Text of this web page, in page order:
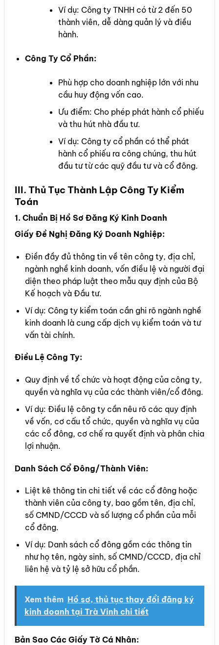
Ví dụ: Công ty TNHH có từ 2 đến 50
thành viên, dễ dàng quản lý và điều
hành.
Công Ty Cổ Phần:
Phù hợp cho doanh nghiệp lớn với nhu
cầu huy động vốn cao.
Ưu điểm: Cho phép phát hành cổ phiếu
và thu hút nhà đầu tư.
Ví dụ: Công ty cổ phần có thể phát
hành cổ phiếu ra công chúng, thu hút
đầu tư từ các quỹ đầu tư và cổ đông.
III. Thủ Tục Thành Lập Công Ty Kiểm
Toán
1. Chuẩn Bị Hồ Sơ Đăng Ký Kinh Doanh
Giấy Đề Nghị Đăng Ký Doanh Nghiệp:
Điền đầy đủ thông tin về tên công ty, địa chỉ,
ngành nghề kinh doanh, vốn điều lệ và người đại
diện theo pháp luật theo mẫu quy định của Bộ
Kế hoạch và Đầu tư.
Ví dụ: Công ty kiểm toán cần ghi rõ ngành nghề
kinh doanh là cung cấp dịch vụ kiểm toán và tư
vấn tài chính.
Điều Lệ Công Ty:
Quy định về tổ chức và hoạt động của công ty,
quyền và nghĩa vụ của các thành viên/cổ đông.
Ví dụ: Điều lệ công ty cần nêu rõ các quy định
về vốn, cơ cấu tổ chức, quyền và nghĩa vụ của
các cổ đông, cơ chế ra quyết định và phân chia
lợi nhuận.
Danh Sách Cổ Đông/Thành Viên:
Liệt kê thông tin chi tiết về các cổ đông hoặc
thành viên của công ty, bao gồm tên, địa chỉ,
số CMND/CCCD và số lượng cổ phần của mỗi
cổ đông.
Ví dụ: Danh sách cổ đông gồm các thông tin
như họ tên, ngày sinh, số CMND/CCCD, địa chỉ
liên hệ và tỷ lệ sở hữu cổ phần.
Xem thêm Hồ sơ, thủ tục thay đổi đăng ký
kinh doanh tại Trà Vinh chi tiết
Bản Sao Các Giấy Tờ Cá Nhân: